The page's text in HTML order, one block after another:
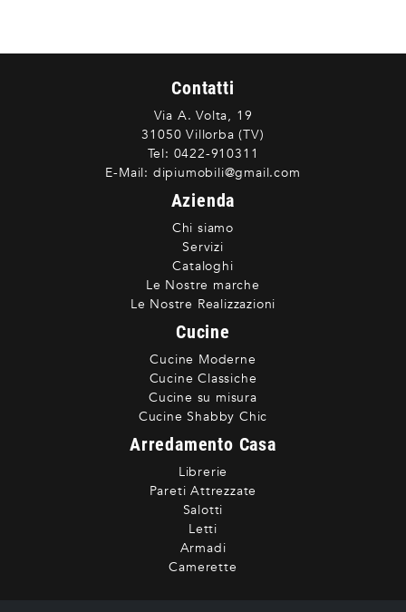
Contatti
Via A. Volta, 19
31050 Villorba (TV)
Tel: 0422-910311
E-Mail: dipiumobili@gmail.com
Azienda
Chi siamo
Servizi
Cataloghi
Le Nostre marche
Le Nostre Realizzazioni
Cucine
Cucine Moderne
Cucine Classiche
Cucine su misura
Cucine Shabby Chic
Arredamento Casa
Librerie
Pareti Attrezzate
Salotti
Letti
Armadi
Camerette